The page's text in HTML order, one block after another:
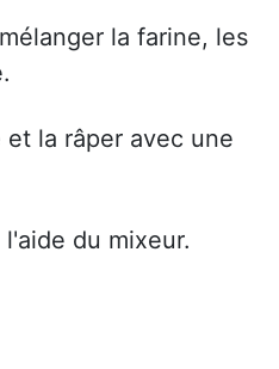
la farine, les
la râper avec une
du mixeur.